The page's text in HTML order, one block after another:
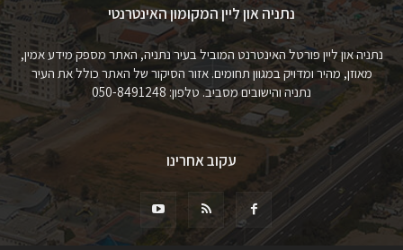
נתניה און ליין המקומון האינטרנטי
נתניה און ליין פורטל האינטרנט המוביל בעיר נתניה, האתר מספק מידע אמין,
מאוזן, מהיר ומדויק במגוון תחומים. אזור הסיקור של האתר כולל את העיר
נתניה והישובים מסביב. טלפון: 050-8491248
עקוב אחרינו